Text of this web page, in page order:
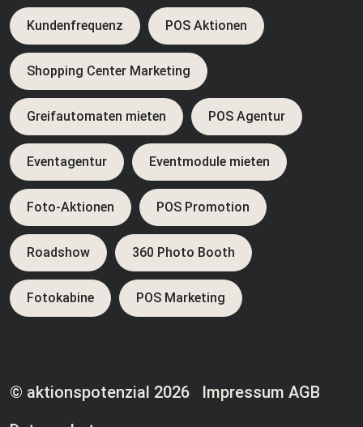
Kundenfrequenz POS Aktionen
Shopping Center Marketing
Greifautomaten mieten POS Agentur
Eventagentur Eventmodule mieten
Foto-Aktionen POS Promotion
Roadshow 360 Photo Booth
Fotokabine POS Marketing
© aktionspotenzial 2026 Impressum AGB